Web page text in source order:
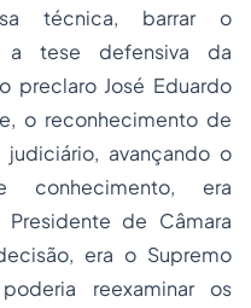
técnica, barrar o
a tese defensiva da
preclaro José Eduardo
o reconhecimento de
avançando o
era
de Câmara
era o Supremo
reexaminar os